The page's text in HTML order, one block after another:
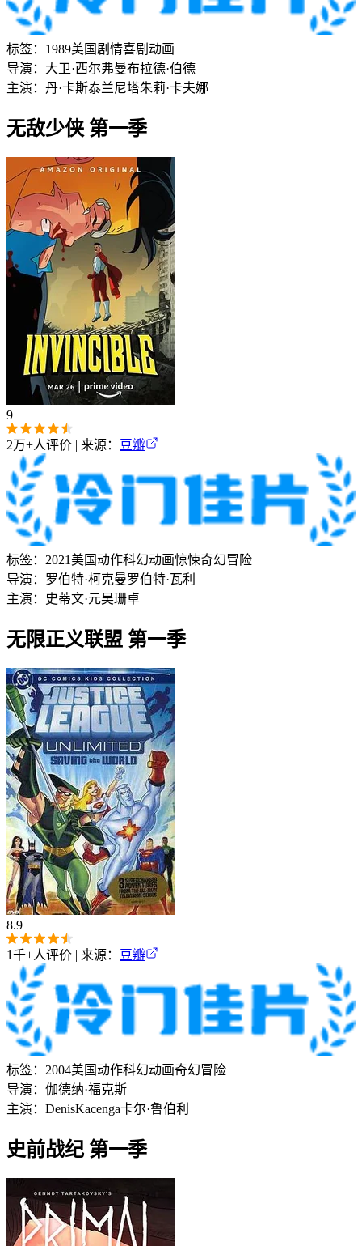
标签： 1989美国 剧情喜剧 动画
导演： 大卫·西尔弗曼布拉德·伯德
主演： 丹·卡斯泰兰尼塔朱莉·卡夫娜
无敌少侠 第一季
9
2万+人评价 | 来源： 豆瓣
标签： 2021美国动作科幻动画惊悚奇幻冒险
导演： 罗伯特·柯克曼罗伯特·瓦利
主演：
史蒂文·元吴珊卓
无限正义联盟 第一季
8.9
1千+人评价 | 来源： 豆瓣
标签： 2004美国动作科幻动画奇幻冒险
导演： 伽德纳·福克斯
主演： DenisKacenga卡尔·鲁伯利
史前战纪 第一季